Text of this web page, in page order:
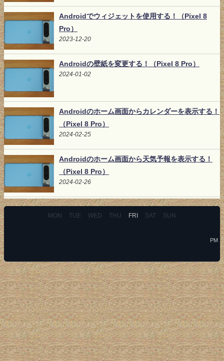
Androidでウィジェットを使用する！（Pixel 8
Pro）
2023-12-20
Androidの壁紙を変更する！（Pixel 8 Pro）
2024-01-02
Androidのホーム画面からカレンダーを表示する！
（Pixel 8 Pro）
2024-02-25
Androidのホーム画面から天気予報を表示する！
（Pixel 8 Pro）
2024-02-26
MON TUE WED THU FRI SAT SUN
PM